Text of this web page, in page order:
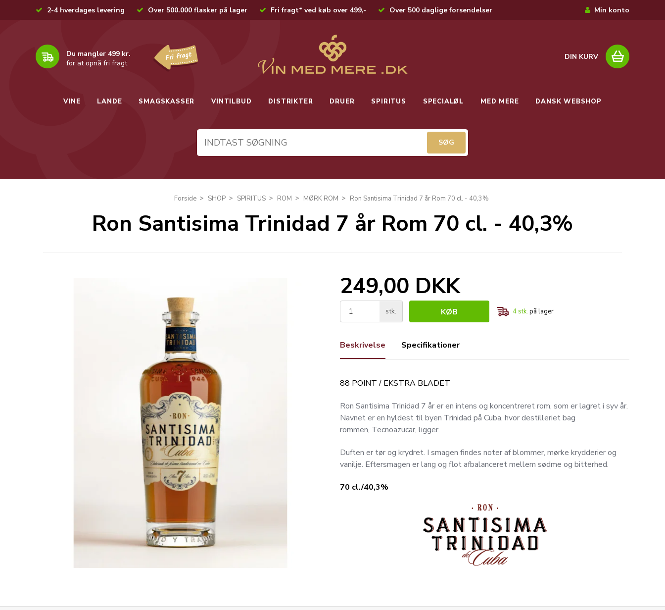
2-4 hverdages levering Over 500.000 flasker på lager Fri fragt* ved køb over 499,- Over 500 daglige forsendelser Min konto
Du mangler 499 kr.
for at opnå fri fragt
DIN KURV
VINE LANDE SMAGSKASSER VINTILBUD DISTRIKTER DRUER SPIRITUS SPECIALØL MED MERE DANSK WEBSHOP
Forside SHOP SPIRITUS ROM MØRK ROM Ron Santisima Trinidad 7 år Rom 70 cl. - 40,3%
Ron Santisima Trinidad 7 år Rom 70 cl. - 40,3%
249,00 DKK
stk. KØB 4 stk. på lager
Beskrivelse Specifikationer
88 POINT / EKSTRA BLADET
Ron Santisima Trinidad 7 år er en intens og koncentreret rom, som er lagret i syv år.
Navnet er en hyldest til byen Trinidad på Cuba, hvor destilleriet bag
rommen, Tecnoazucar, ligger.
Duften er tør og krydret. I smagen findes noter af blommer, mørke krydderier og
vanilje. Eftersmagen er lang og flot afbalanceret mellem sødme og bitterhed.
70 cl./40,3%